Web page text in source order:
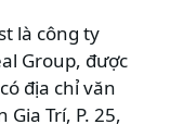
là công ty
Group, được
địa chỉ văn
Trí, P. 25,